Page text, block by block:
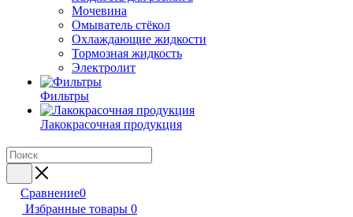
Мочевина
Омыватель стёкол
Охлаждающие жидкости
Тормозная жидкость
Электролит
Фильтры
Лакокрасочная продукция
Сравнение0
Избранные товары 0